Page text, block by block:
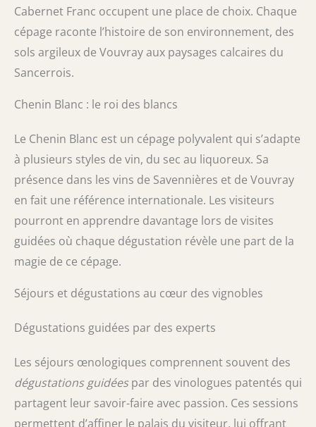
Cabernet Franc occupent une place de choix. Chaque
cépage raconte l’histoire de son environnement, des
sols argileux de Vouvray aux paysages calcaires du
Sancerrois.
Chenin Blanc : le roi des blancs
Le Chenin Blanc est un cépage polyvalent qui s’adapte
à plusieurs styles de vin, du sec au liquoreux. Sa
présence dans les vins de Savennières et de Vouvray
en fait une référence internationale. Les visiteurs
pourront en apprendre davantage lors de visites
guidées où chaque dégustation révèle une part de la
magie de ce cépage.
Séjours et dégustations au cœur des vignobles
Dégustations guidées par des experts
Les séjours œnologiques comprennent souvent des
dégustations guidéespar des vinologues patentés qui
partagent leur savoir-faire avec passion. Ces sessions
permettent d’affiner le palais du visiteur, lui offrant